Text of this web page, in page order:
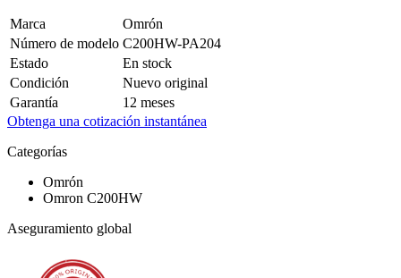
Marca
Omrón
Número de modelo C200HW-PA204
Estado
En stock
Condición
Nuevo original
Garantía
12 meses
Obtenga una cotización instantánea
Categorías
Omrón
Omron C200HW
Aseguramiento global